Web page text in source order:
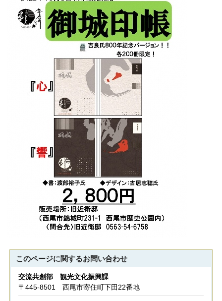
このページに関するお問い合わせ
交流共創部 観光文化振興課
〒445-8501 西尾市寄住町下田22番地